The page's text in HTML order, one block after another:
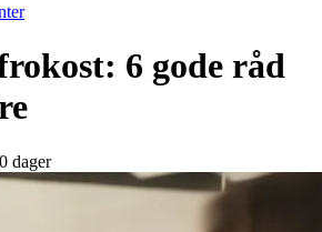
6 gode råd
dager